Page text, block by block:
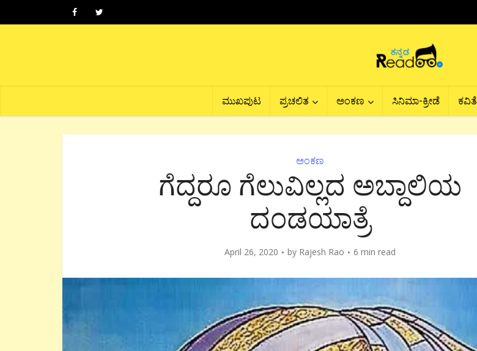
ಮುಖಪುಟ ಪ್ರಚಲಿತ ಅಂಕಣ ಸಿನಿಮಾ-ಕ್ರೀಡೆ ಕವಿತೆ
ಅಂಕಣ
ಗೆದ್ದರೂ ಗೆಲುವಿಲ್ಲದ ಅಬ್ದಾಲಿಯ
ದಂಡಯಾತ್ರೆ
April 26, 2020 by Rajesh Rao 6 min read